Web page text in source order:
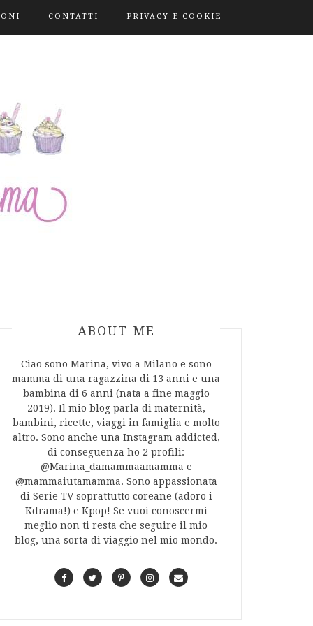
CONTATTI PRIVACY E COOKIE
ABOUT AUTHOR
ABOUT ME
Ciao sono Marina, vivo a Milano e sono
mamma di una ragazzina di 13 anni e una
bambina di 6 anni (nata a fine maggio
2019). Il mio blog parla di maternità,
bambini, ricette, viaggi in famiglia e molto
altro. Sono anche una Instagram addicted,
di conseguenza ho 2 profili:
@Marina_damammaamamma e
@mammaiutamamma. Sono appassionata
di Serie TV soprattutto coreane (adoro i
Kdrama!) e Kpop! Se vuoi conoscermi
meglio non ti resta che seguire il mio
blog, una sorta di viaggio nel mio mondo.
F
T
P
I
C